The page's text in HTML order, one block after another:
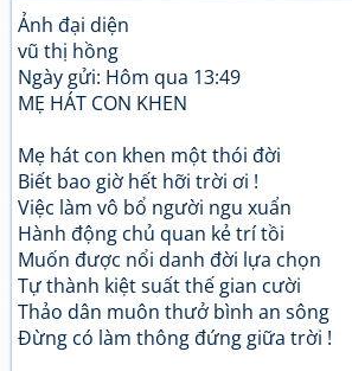
Ảnh đại diện
vũ thị hồng
Ngày gửi: Hôm qua 13:49
MẸ HÁT CON KHEN
Mẹ hát con khen một thói đời
Biết bao giờ hết hỡi trời ơi !
Việc làm vô bổ người ngu xuẩn
Hành động chủ quan kẻ trí tồi
Muốn được nổi danh đời lựa chọn
Tự thành kiệt suất thế gian cười
Thảo dân muôn thưở bình an sông
Đừng có làm thông đứng giữa trời !